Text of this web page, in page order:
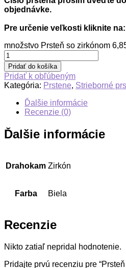
objednávke.
Pre určenie veľkosti kliknite na:
množstvo Prsteň so zirkónom
Pridať do košíka
Pridať k obľúbeným
Kategória: Prstene, Strieborné
Ďalšie informácie
Recenzie (0)
Ďalšie informácie
Drahokam Zirkón
Farba Biela
Recenzie
Nikto zatiaľ nepridal hodnotenie.
Pridajte prvú recenziu pre